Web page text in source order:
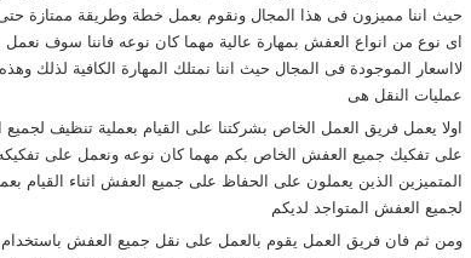
حيث اننا مميزون فى هذا المجال ونقوم بعمل خطة وطريقة ممتازة
اى نوع من انواع العفش بمهارة عالية مهما كان نوعه فاننا سوف نعمل
لااسعار الموجودة فى المجال حيث اننا نمتلك المهارة الكافية لذلك
عمليات النقل هى
اولا يعمل فريق العمل الخاص بشركتنا على القيام بعملية تنظيف لجميع
على تفكيك جميع العفش الخاص بكم مهما كان نوعه ونعمل على
المتميزين الذين يعملون على الحفاظ على جميع العفش اثناء القيام
لجميع العفش المتواجد لديكم
ومن ثم فان فريق العمل يقوم بالعمل على نقل جميع العفش